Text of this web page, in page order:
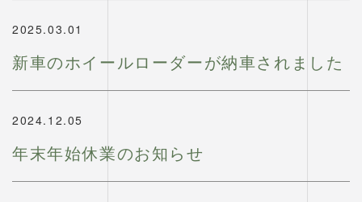
2025.03.01
新車のホイールローダーが納車されました
2024.12.05
年末年始休業のお知らせ